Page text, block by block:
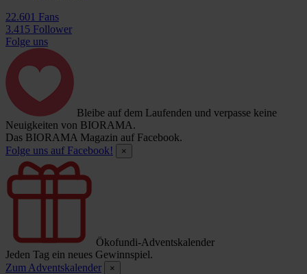
22.601 Fans
3.415 Follower
Folge uns
Bleibe auf dem Laufenden und verpasse keine
Neuigkeiten von BIORAMA.
Das BIORAMA Magazin auf Facebook.
Folge uns auf Facebook!
×
Ökofundi-Adventskalender
Jeden Tag ein neues Gewinnspiel.
Zum Adventskalender
×